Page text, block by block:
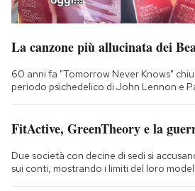
La canzone più allucinata dei
60 anni fa "Tomorrow Never Knows"
periodo psichedelico di John Lennon e
FitActive, GreenTheory e la
Due società con decine di sedi si
sui conti, mostrando i limiti del loro